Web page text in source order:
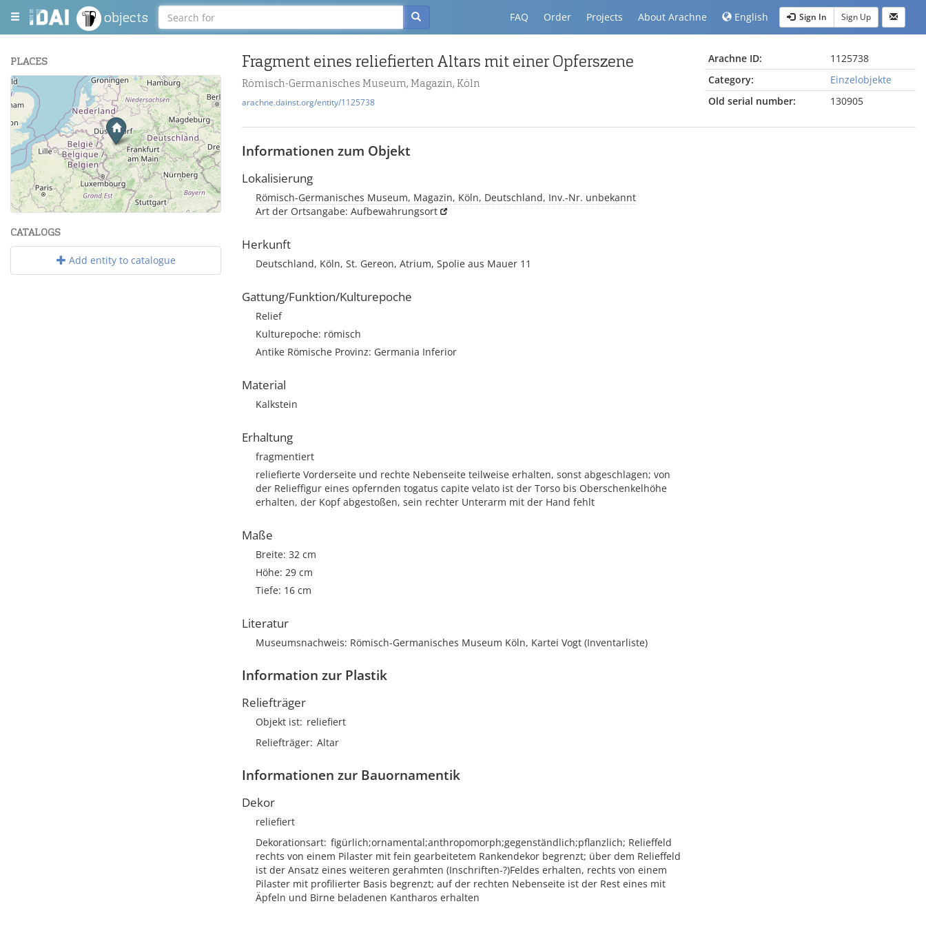
objects FAQ Order Projects About Arachne English Sign In Sign Up
PLACES
+
−
Leaflet| Maps and Data ©OpenStreetMap.
CATALOGS
Add entity to catalogue
Fragment eines reliefierten Altars mit einer Opferszene
Römisch-Germanisches Museum, Magazin, Köln
arachne.dainst.org/entity/1125738
Arachne ID:
1125738
Category:
Einzelobjekte
Old serial number:
130905
Informationen zum Objekt
Lokalisierung
Römisch-Germanisches Museum, Magazin, Köln, Deutschland, Inv.-Nr. unbekannt
Art der Ortsangabe: Aufbewahrungsort
Herkunft
Deutschland, Köln, St. Gereon, Atrium, Spolie aus Mauer 11
Gattung/Funktion/Kulturepoche
Relief
Kulturepoche: römisch
Antike Römische Provinz: Germania Inferior
Material
Kalkstein
Erhaltung
fragmentiert
reliefierte Vorderseite und rechte Nebenseite teilweise erhalten, sonst abgeschlagen; von
der Relieffigur eines opfernden togatus capite velato ist der Torso bis Oberschenkelhöhe
erhalten, der Kopf abgestoßen, sein rechter Unterarm mit der Hand fehlt
Maße
Breite: 32 cm
Höhe: 29 cm
Tiefe: 16 cm
Literatur
Museumsnachweis: Römisch-Germanisches Museum Köln, Kartei Vogt (Inventarliste)
Information zur Plastik
Reliefträger
Objekt ist reliefiert
Reliefträger Altar
Informationen zur Bauornamentik
Dekor
reliefiert
Dekorationsart figürlich;ornamental;anthropomorph;gegenständlich;pflanzlich; Relieffeld
rechts von einem Pilaster mit fein gearbeitetem Rankendekor begrenzt; über dem Relieffeld
ist der Ansatz eines weiteren gerahmten (Inschriften-?)Feldes erhalten, rechts von einem
Pilaster mit profilierter Basis begrenzt; auf der rechten Nebenseite ist der Rest eines mit
Äpfeln und Birne beladenen Kantharos erhalten